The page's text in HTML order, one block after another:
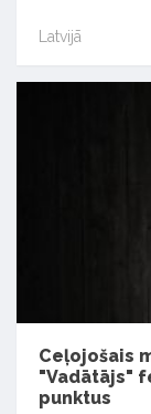
Latvijā
Ceļojošais
"Vadātājs"
punktus